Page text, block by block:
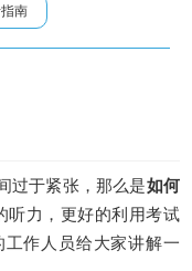
南
于紧张，那么是如何
听力，更好的利用考试
作人员给大家讲解一